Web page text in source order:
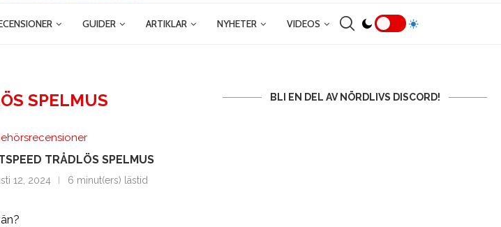
GUIDER ARTIKLAR NYHETER VIDEOS
SPELMUS
TRÅDLÖS SPELMUS
12, 2024 6 minut(ers) lästid
BLI EN DEL AV NÖRDLIVS DISCORD!